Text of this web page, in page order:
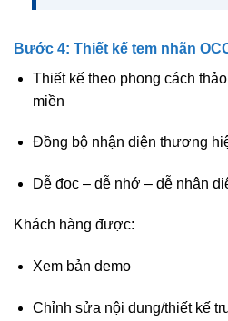
Bước 4: Thiết kế tem nhãn
Thiết kế theo phong cách
miền
Đồng bộ nhận diện thương
Dễ đọc – dễ nhớ – dễ nhận
Khách hàng được:
Xem bản demo
Chỉnh sửa nội dung/thiết kế